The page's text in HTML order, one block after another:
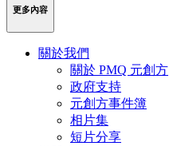
更多內容
關於我們
關於 PMQ 元創方
政府支持
元創方事件簿
相片集
短片分享